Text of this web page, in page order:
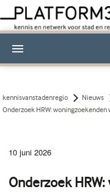
Kennisdossiers
Abonneren
kennisvanstadenregio
Nieuws
Onderzoek HRW:
10 juni 2026
Onderzoek